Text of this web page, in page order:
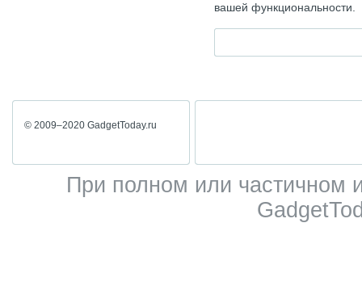
вашей функциональности.
© 2009–2020 GadgetToday.ru
При полном или частичном